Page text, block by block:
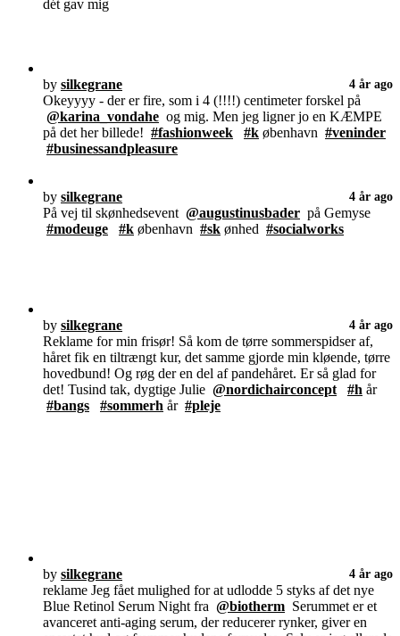
dét gav mig
by silkegrane 4 år ago
Okeyyyy - der er fire, som i 4 (!!!!) centimeter forskel på
@karina_vondahe og mig. Men jeg ligner jo en KÆMPE
på det her billede! #fashionweek #k øbenhavn #veninder
#businessandpleasure
by silkegrane 4 år ago
På vej til skønhedsevent @augustinusbader på Gemyse
#modeuge
#k øbenhavn #sk ønhed #socialworks
by silkegrane 4 år ago
Reklame for min frisør! Så kom de tørre sommerspidser af,
håret fik en tiltrængt kur, det samme gjorde min kløende, tørre
hovedbund! Og røg der en del af pandehåret. Er så glad for
det! Tusind tak, dygtige Julie @nordichairconcept #h år
#bangs
#sommerh år #pleje
by silkegrane 4 år ago
reklame Jeg fået mulighed for at udlodde 5 styks af det nye
Blue Retinol Serum Night fra @biotherm Serummet er et
avanceret anti-aging serum, der reducerer rynker, giver en